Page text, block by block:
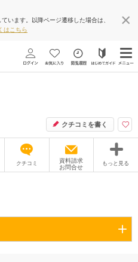
います。以降ページ遷移した場合は、
はこちら
クチコミを書く
クチコミ
資料請求
お問合せ
もっと見る